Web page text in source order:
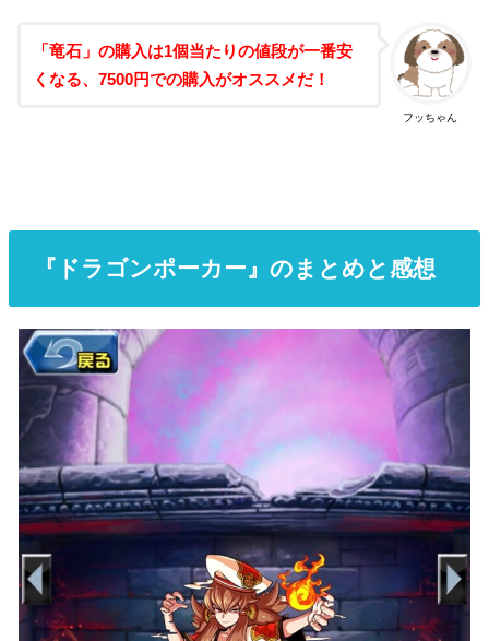
フッちゃん
「竜石」の購入は1個当たりの値段が一番安
くなる、7500円での購入がオススメだ！
『ドラゴンポーカー』のまとめと感想